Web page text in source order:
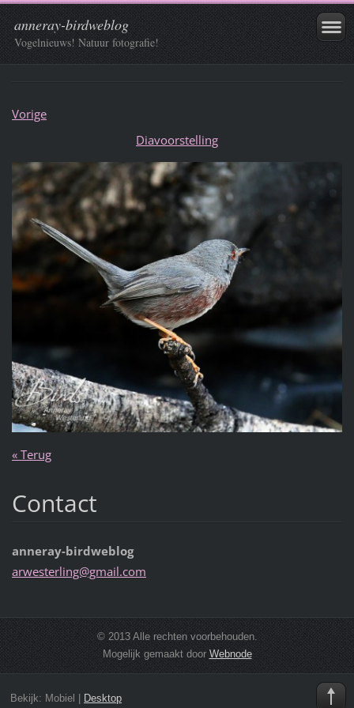
anneray-birdweblog
Vogelnieuws! Natuur fotografie!
Vorige
Diavoorstelling
« Terug
Contact
anneray-birdweblog
arwesterling@gmail.com
© 2013 Alle rechten voorbehouden.
Mogelijk gemaakt door Webnode
Bekijk: Mobiel Desktop